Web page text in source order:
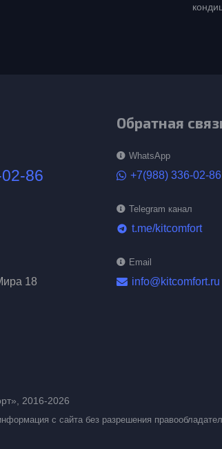
86
18
Обратная
WhatsApp
+7(988) 336-02-86
Telegram канал
telegram t.me/kitcomfort
Email
info@kitcomfort.ru
2016-2026
с сайта без разрешения